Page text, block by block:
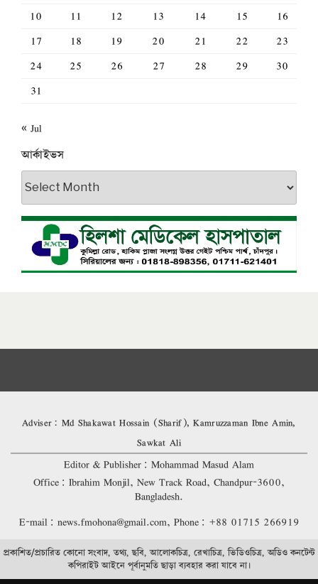
10
11 12 13 14 15
16
17
18 19 20 21 22
23
24
25 26 27 28 29
30
31
« Jul
আর্কাইভস
আর্কাইভস
Adviser: Md Shakawat Hossain (Sharif), Kamruzzaman Ibne Amin,
Sawkat Ali
Editor & Publisher: Mohammad Masud Alam
Office: Ibrahim Monjil, New Track Road, Chandpur-3600,
Bangladesh.
E-mail: news.fmohona@gmail.com, Phone: +88 01715 266919
প্রকাশিত/প্রচারিত কোনো সংবাদ, তথ্য, ছবি, আলোকচিত্র, রেখাচিত্র, ভিডিওচিত্র, অডিও কনটেন্ট
কপিরাইট আইনে পূর্বানুমতি ছাড়া ব্যবহার করা যাবে না।